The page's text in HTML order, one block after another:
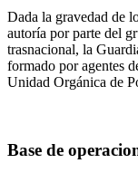
Dada la gravedad de
autoría por parte del
trasnacional, la
formado por agentes
Unidad Orgánica de
Base de